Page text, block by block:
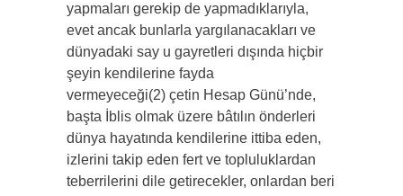
yapmaları gerekip de yapmadıklarıyla,
evet ancak bunlarla yargılanacakları ve
dünyadaki say u gayretleri dışında hiçbir
şeyin kendilerine fayda
vermeyeceği(2) çetin Hesap Günü’nde,
başta İblis olmak üzere bâtılın önderleri
dünya hayatında kendilerine ittiba eden,
izlerini takip eden fert ve topluluklardan
teberrilerini dile getirecekler, onlardan beri